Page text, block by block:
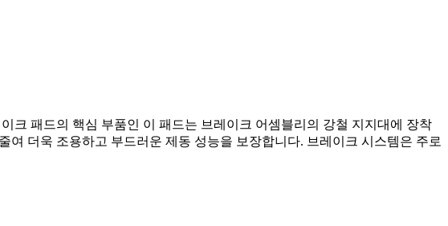
크 패드의 핵심 부품인 이 패드는 브레이크 어셈블리의 강철 지지대에 장착
더욱 조용하고 부드러운 제동 성능을 보장합니다. 브레이크 시스템은 주로